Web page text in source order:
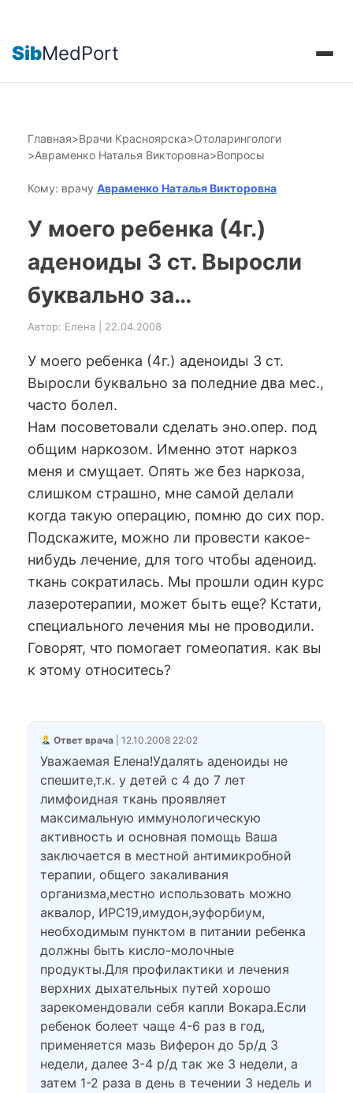
SibMedPort
Главная>Врачи Красноярска>Отоларингологи
>Авраменко Наталья Викторовна>Вопросы
Кому: врачу Авраменко Наталья Викторовна
У моего ребенка (4г.)
аденоиды 3 ст. Выросли
буквально за…
Автор: Елена | 22.04.2008
У моего ребенка (4г.) аденоиды 3 ст.
Выросли буквально за поледние два мес.,
часто болел.
Нам посоветовали сделать эно.опер. под
общим наркозом. Именно этот наркоз
меня и смущает. Опять же без наркоза,
слишком страшно, мне самой делали
когда такую операцию, помню до сих пор.
Подскажите, можно ли провести какое-
нибудь лечение, для того чтобы аденоид.
ткань сократилась. Мы прошли один курс
лазеротерапии, может быть еще? Кстати,
специального лечения мы не проводили.
Говорят, что помогает гомеопатия. как вы
к этому относитесь?
Ответ врача| 12.10.2008 22:02
Уважаемая Елена!Удалять аденоиды не
спешите,т.к. у детей с 4 до 7 лет
лимфоидная ткань проявляет
максимальную иммунологическую
активность и основная помощь Ваша
заключается в местной антимикробной
терапии, общего закаливания
организма,местно использовать можно
аквалор, ИРС19,имудон,эуфорбиум,
необходимым пунктом в питании ребенка
должны быть кисло-молочные
продукты.Для профилактики и лечения
верхних дыхательных путей хорошо
зарекомендовали себя капли Вокара.Если
ребенок болеет чаще 4-6 раз в год,
применяется мазь Виферон до 5р/д 3
недели, далее 3-4 р/д так же 3 недели, а
затем 1-2 раза в день в течении 3 недель и